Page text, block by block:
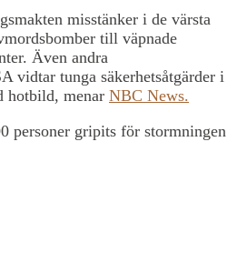
misstänker i de värsta
till väpnade
Även andra
vidtar tunga säkerhetsåtgärder i
hotbild, menar NBC News.
personer gripits för stormningen